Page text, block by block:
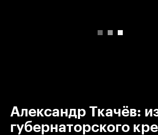
Александр Ткачёв:
губернаторского